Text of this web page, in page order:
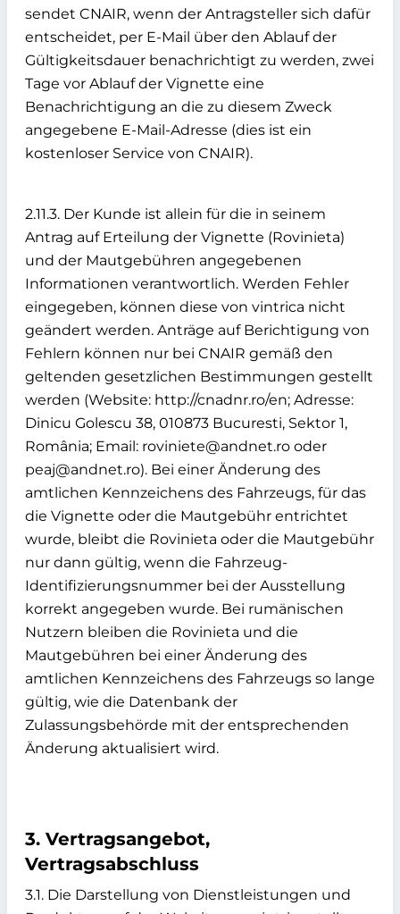
sendet CNAIR, wenn der Antragsteller sich dafür
entscheidet, per E-Mail über den Ablauf der
Gültigkeitsdauer benachrichtigt zu werden, zwei
Tage vor Ablauf der Vignette eine
Benachrichtigung an die zu diesem Zweck
angegebene E-Mail-Adresse (dies ist ein
kostenloser Service von CNAIR).
2.11.3. Der Kunde ist allein für die in seinem
Antrag auf Erteilung der Vignette (Rovinieta)
und der Mautgebühren angegebenen
Informationen verantwortlich. Werden Fehler
eingegeben, können diese von vintrica nicht
geändert werden. Anträge auf Berichtigung von
Fehlern können nur bei CNAIR gemäß den
geltenden gesetzlichen Bestimmungen gestellt
werden (Website: http://cnadnr.ro/en; Adresse:
Dinicu Golescu 38, 010873 Bucuresti, Sektor 1,
România; Email: roviniete@andnet.ro oder
peaj@andnet.ro). Bei einer Änderung des
amtlichen Kennzeichens des Fahrzeugs, für das
die Vignette oder die Mautgebühr entrichtet
wurde, bleibt die Rovinieta oder die Mautgebühr
nur dann gültig, wenn die Fahrzeug-
Identifizierungsnummer bei der Ausstellung
korrekt angegeben wurde. Bei rumänischen
Nutzern bleiben die Rovinieta und die
Mautgebühren bei einer Änderung des
amtlichen Kennzeichens des Fahrzeugs so lange
gültig, wie die Datenbank der
Zulassungsbehörde mit der entsprechenden
Änderung aktualisiert wird.
3. Vertragsangebot,
Vertragsabschluss
3.1. Die Darstellung von Dienstleistungen und